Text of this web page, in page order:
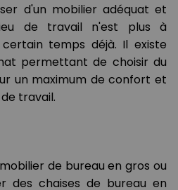
d'un mobilier adéquat et
de travail n'est plus à
temps déjà. Il existe
permettant de choisir du
un maximum de confort et
travail.
de bureau en gros ou
des chaises de bureau en